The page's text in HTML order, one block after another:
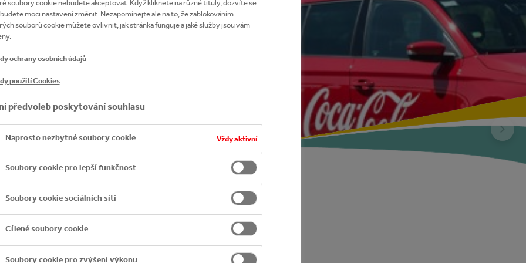
soubory cookie nebudete akceptovat. Když kliknete na různé tituly, dozvíte se
moci nastavení změnit. Nezapomínejte ale na to, že zablokováním
souborů cookie můžete ovlivnit, jak stránka funguje a jaké služby jsou vám
ochrany osobních údajů
použití Cookies
předvoleb poskytování souhlasu
Naprosto nezbytné soubory cookie Vždy aktivní
Soubory cookie pro lepší funkčnost
Soubory cookie sociálních sítí
Cílené soubory cookie
Soubory cookie pro zvýšení výkonu